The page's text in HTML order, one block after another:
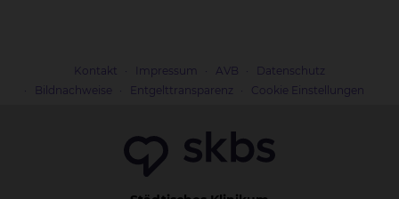
Kontakt Impressum AVB
Datenschutz
Bildnachweise
Entgelttransparenz Cookie Einstellungen